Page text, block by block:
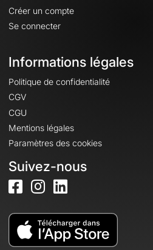
Créer un compte
Se connecter
Informations légales
Politique de confidentialité
CGV
CGU
Mentions légales
Paramètres des cookies
Suivez-nous